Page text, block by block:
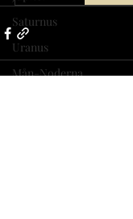
Saturnus
Uranus
Mån-Noderna